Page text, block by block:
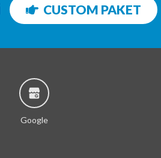
CUSTOM PAKET
Google